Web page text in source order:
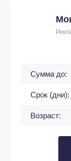
Сумма до:
Срок (дни):
Возраст: